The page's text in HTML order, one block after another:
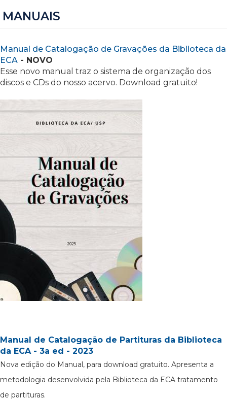
MANUAIS
Manual de Catalogação de Gravações da Biblioteca da
ECA - NOVO
Esse novo manual traz o sistema de organização dos
discos e CDs do nosso acervo. Download gratuito!
Manual de Catalogação de Partituras da Biblioteca
da ECA - 3a ed - 2023
Nova edição do Manual, para download gratuito. Apresenta a
metodologia desenvolvida pela Biblioteca da ECA tratamento
de partituras.